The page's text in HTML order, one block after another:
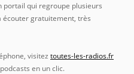
portail qui regroupe plusieurs
écouter gratuitement, très
visitez toutes-les-radios.fr
en un clic.